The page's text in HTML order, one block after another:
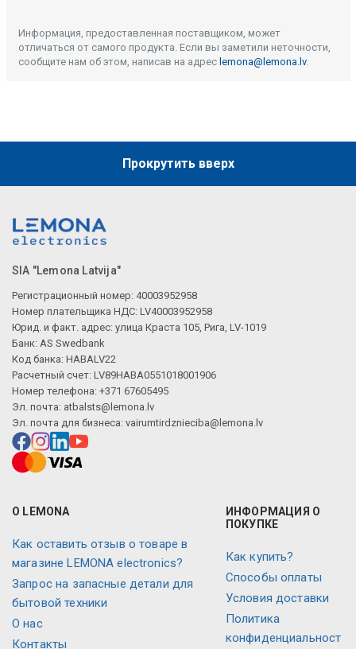
Информация, предоставленная поставщиком, может
отличаться от самого продукта. Если вы заметили неточности,
сообщите нам об этом, написав на адрес lemona@lemona.lv.
Прокрутить вверх
SIA "Lemona Latvija"
Регистрационный номер: 40003952958
Номер плательщика НДС: LV40003952958
Юрид. и факт. адрес: улица Краста 105, Рига, LV-1019
Банк: AS Swedbank
Код банка: HABALV22
Расчетный счет: LV89HABA0551018001906
Номер телефона: +371 67605495
Эл. почта: atbalsts@lemona.lv
Эл. почта для бизнеса: vairumtirdznieciba@lemona.lv
О LEMONA
Как оставить отзыв о товаре в
магазине LEMONA electronics?
Запрос на запасные детали для
бытовой техники
О нас
Контакты
ИНФОРМАЦИЯ О
ПОКУПКЕ
Как купить?
Способы оплаты
Условия доставки
Политика
конфиденциальност